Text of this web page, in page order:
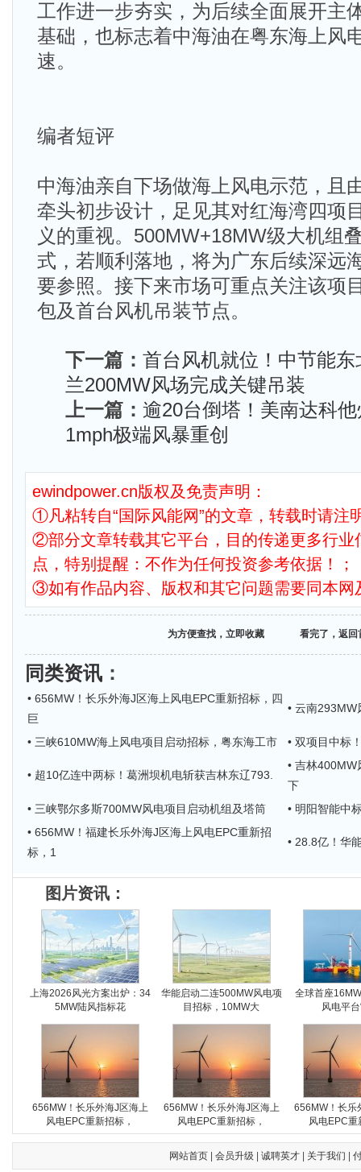
工作进一步夯实，为后续全面展开主
基础，也标志着中海油在粤东海上风
速。
编者短评
中海油亲自下场做海上风电示范，且
牵头初步设计，足见其对红海湾四项
义的重视。500MW+18MW级大机组
式，若顺利落地，将为广东后续深远
要参照。接下来市场可重点关注该项
包及首台风机吊装节点。
下一篇： 首台风机就位！中节能
兰200MW风场完成关键吊装
上一篇： 逾20台倒塔！美南达科
1mph极端风暴重创
ewindpower.cn版权及免责声明：
①凡粘转自“国际风能网”的文章，转载时请注
②部分文章转载其它平台，目的传递更多行业
点，特别提醒：不作为任何投资参考依据！；
③如有作品内容、版权和其它问题需要同本网
为方便查找，立即收藏 看完了，返回
同类资讯 ：
• 656MW！长乐外海J区海上风电EPC重新招标，四
巨
• 云南
• 三峡610MW海上风电项目启动招标，粤东海工市 • 双项目中标
• 超10亿连中两标！葛洲坝机电斩获吉林东辽793.
• 吉林
下
• 三峡鄂尔多斯700MW风电项目启动机组及塔筒
• 明阳智能中
• 656MW！福建长乐外海J区海上风电EPC重新招
标，1
• 28.8亿！华
图片资讯：
上海2026风光方案出炉：34
5MW陆风指标花
华能启动二连500MW风电项
目招标，10MW大
全球首座
风电平
656MW！长乐外海J区海上
风电EPC重新招标，
656MW！长乐外海J区海上
风电EPC重新招标，
656MW！长乐
风电EPC重
网站首页| 会员升级 诚聘英才| 关于我们